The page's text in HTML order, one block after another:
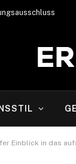
Einblick in das